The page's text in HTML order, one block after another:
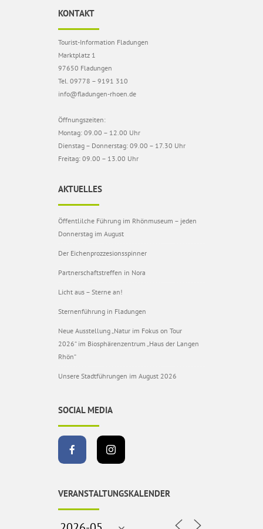
KONTAKT
Tourist-Information Fladungen
Marktplatz 1
97650 Fladungen
Tel. 09778 – 9191 310
info@fladungen-rhoen.de
Öffnungszeiten:
Montag: 09.00 – 12.00 Uhr
Dienstag – Donnerstag: 09.00 – 17.30 Uhr
Freitag: 09.00 – 13.00 Uhr
AKTUELLES
Öffentlilche Führung im Rhönmuseum – jeden
Donnerstag im August
Der Eichenprozzesionsspinner
Partnerschaftstreffen in Nora
Licht aus – Sterne an!
Sternenführung in Fladungen
Neue Ausstellung „Natur im Fokus on Tour
2026“ im Biosphärenzentrum „Haus der Langen
Rhön“
Unsere Stadtführungen im August 2026
SOCIAL MEDIA
VERANSTALTUNGSKALENDER